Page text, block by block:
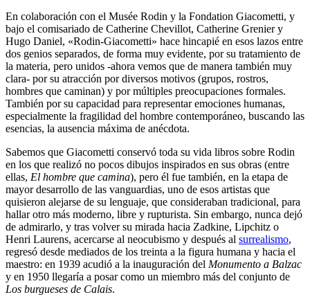
En colaboración con el Musée Rodin y la Fondation Giacometti, y
bajo el comisariado de Catherine Chevillot, Catherine Grenier y
Hugo Daniel, «Rodin-Giacometti» hace hincapié en esos lazos entre
dos genios separados, de forma muy evidente, por su tratamiento de
la materia, pero unidos -ahora vemos que de manera también muy
clara- por su atracción por diversos motivos (grupos, rostros,
hombres que caminan) y por múltiples preocupaciones formales.
También por su capacidad para representar emociones humanas,
especialmente la fragilidad del hombre contemporáneo, buscando las
esencias, la ausencia máxima de anécdota.
Sabemos que Giacometti conservó toda su vida libros sobre Rodin
en los que realizó no pocos dibujos inspirados en sus obras (entre
ellas, El hombre que camina), pero él fue también, en la etapa de
mayor desarrollo de las vanguardias, uno de esos artistas que
quisieron alejarse de su lenguaje, que consideraban tradicional, para
hallar otro más moderno, libre y rupturista. Sin embargo, nunca dejó
de admirarlo, y tras volver su mirada hacia Zadkine, Lipchitz o
Henri Laurens, acercarse al neocubismo y después al surrealismo,
regresó desde mediados de los treinta a la figura humana y hacia el
maestro: en 1939 acudió a la inauguración del Monumento a Balzac
y en 1950 llegaría a posar como un miembro más del conjunto de
Los burgueses de Calais.